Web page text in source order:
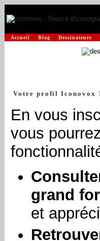
Accueil Blog Dessinateurs
Votre profil Iconovox
En vous
vous
grand
et